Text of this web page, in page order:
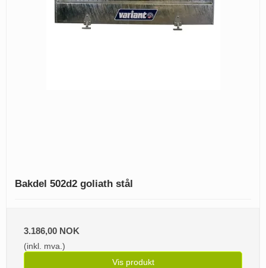
Bakdel 502d2 goliath stål
3.186,00 NOK
(inkl. mva.)
Vis produkt